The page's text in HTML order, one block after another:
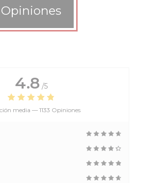
Opiniones
4.8 /5
media —1133 Opiniones